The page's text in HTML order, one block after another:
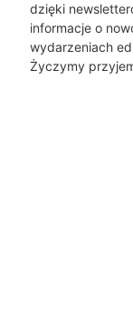
dzięki
informacje o
wydarzeniach
Życzymy